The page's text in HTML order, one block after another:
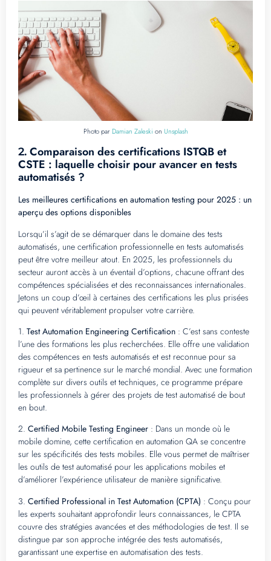
Photo par Damian Zaleski on Unsplash
2. Comparaison des certifications ISTQB et
CSTE : laquelle choisir pour avancer en tests
automatisés ?
Les meilleures certifications en automation testing pour 2025 : un
aperçu des options disponibles
Lorsqu’il s’agit de se démarquer dans le domaine des tests
automatisés, une certification professionnelle en tests automatisés
peut être votre meilleur atout. En 2025, les professionnels du
secteur auront accès à un éventail d’options, chacune offrant des
compétences spécialisées et des reconnaissances internationales.
Jetons un coup d’œil à certaines des certifications les plus prisées
qui peuvent véritablement propulser votre carrière.
1. Test Automation Engineering Certification : C’est sans conteste
l’une des formations les plus recherchées. Elle offre une validation
des compétences en tests automatisés et est reconnue pour sa
rigueur et sa pertinence sur le marché mondial. Avec une formation
complète sur divers outils et techniques, ce programme prépare
les professionnels à gérer des projets de test automatisé de bout
en bout.
2. Certified Mobile Testing Engineer : Dans un monde où le
mobile domine, cette certification en automation QA se concentre
sur les spécificités des tests mobiles. Elle vous permet de maîtriser
les outils de test automatisé pour les applications mobiles et
d’améliorer l’expérience utilisateur de manière significative.
3. Certified Professional in Test Automation (CPTA) : Conçu pour
les experts souhaitant approfondir leurs connaissances, le CPTA
couvre des stratégies avancées et des méthodologies de test. Il se
distingue par son approche intégrée des tests automatisés,
garantissant une expertise en automatisation des tests.